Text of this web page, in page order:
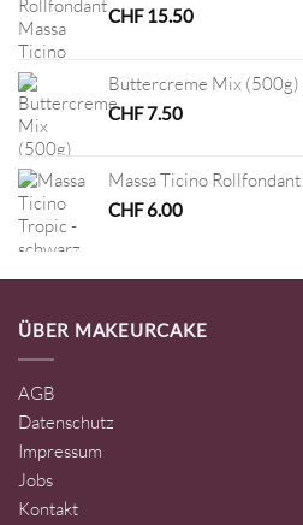
CHF15.50
Buttercreme Mix (500g)
CHF7.50
Massa Ticino
CHF6.00
ÜBER MAKEURCAKE
AGB
Datenschutz
Impressum
Jobs
Kontakt